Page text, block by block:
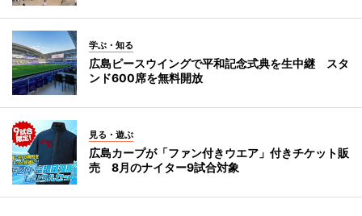
学ぶ・知る
広島ピースウイングで平和記念式典を生中継 スタ
ンド600席を無料開放
見る・遊ぶ
広島カープが「ファン付きウエア」付きチケット販
売 8月のナイター9試合対象